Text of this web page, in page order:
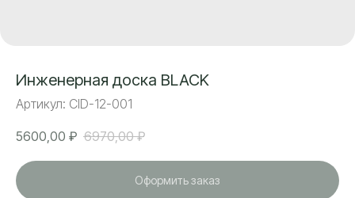
Инженерная доска BLACK
Артикул: CID-12-001
5600,00 ₽ 6970,00 ₽
Оформить заказ